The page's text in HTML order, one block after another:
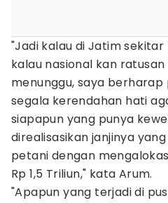
"Jadi kalau di Jatim sekitar
kalau nasional kan
menunggu, saya
segala kerendahan hati
siapapun yang punya
direalisasikan janjinya
petani dengan
Rp 1,5 Triliun," kata Arum.
"Apapun yang terjadi di